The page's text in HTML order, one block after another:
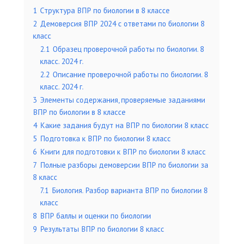
1 Структура ВПР по биологии в 8 классе
2 Демоверсия ВПР 2024 с ответами по биологии 8
класс
2.1 Образец проверочной работы по биологии. 8
класс. 2024 г.
2.2 Описание проверочной работы по биологии. 8
класс. 2024 г.
3 Элементы содержания, проверяемые заданиями
ВПР по биологии в 8 классе
4 Какие задания будут на ВПР по биологии 8 класс
5 Подготовка к ВПР по биологии 8 класс
6 Книги для подготовки к ВПР по биологии 8 класс
7 Полные разборы демоверсии ВПР по биологии за
8 класс
7.1 Биология. Разбор варианта ВПР по биологии 8
класс
8 ВПР баллы и оценки по биологии
9 Результаты ВПР по биологии 8 класс